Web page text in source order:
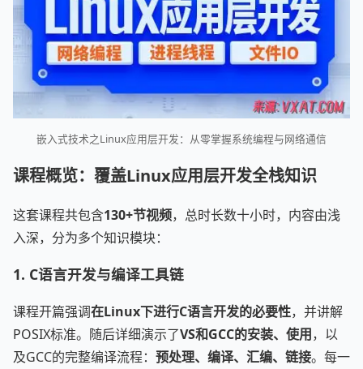
嵌入式技术之Linux应用层开发：从零掌握系统编程与网络通信
课程概览：覆盖Linux应用层开发全栈知识
这套课程共包含130+节视频，总时长数十小时，内容由浅
入深，分为多个知识模块：
1. C语言开发与编译工具链
课程开篇强调在Linux下进行C语言开发的必要性，并讲解
POSIX标准。随后详细演示了VS和GCC的安装、使用，以
及GCC的完整编译流程： 预处理、编译、汇编、链接。每一